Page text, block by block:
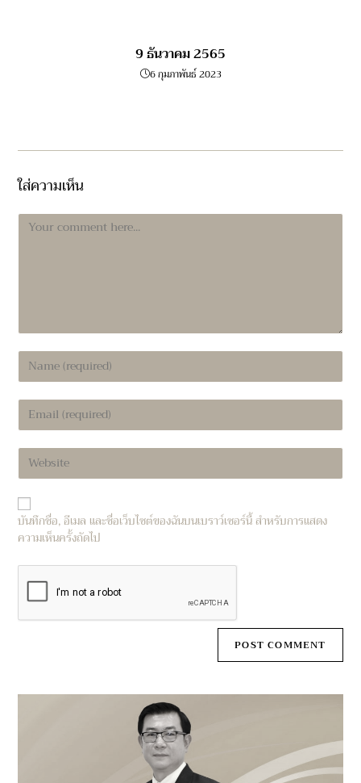
9 ธันวาคม 2565
6 กุมภาพันธ์ 2023
ใส่ความเห็น
Comment
Enter
your
username
comment
Enter
your
address
to
Enter
your
URL
(optional)
บันทึกชื่อ, อีเมล และชื่อเว็บไซต์ของฉันบนเบราว์เซอร์นี้ สำหรับการแสดง
ความเห็นครั้งถัดไป